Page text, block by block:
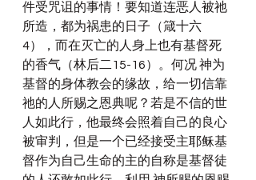
件受咒诅的事情！要知道连恶人被祂
所造，都为祸患的日子（箴十六
4），而在灭亡的人身上也有基督死
的香气（林后二15-16）。何况 神为
基督的身体教会的缘故，给一切信靠
祂的人所赐之恩典呢？若是不信的世
人如此行，他最终会照着自己的良心
被审判，但是一个已经接受主耶稣基
督作为自己生命的主的自称是基督徒